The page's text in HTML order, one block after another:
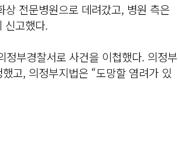
전문병원으로 데려갔고, 병원 측은
신고했다.
부경찰서로 사건을 이첩했다. 의정부
고, 의정부지법은 “도망할 염려가 있